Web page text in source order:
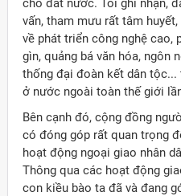
vấn, tham mưu rất tâm
về phát triển công nghệ cao,
gìn, quảng bá văn hóa, ngôn
thống đại đoàn kết dân
ở nước ngoài toàn thế giới
Bên cạnh đó, cộng đồng
có đóng góp rất quan trọng
hoạt động ngoại giao nhân
Thông qua các hoạt động
con kiều bào ta đã và đang